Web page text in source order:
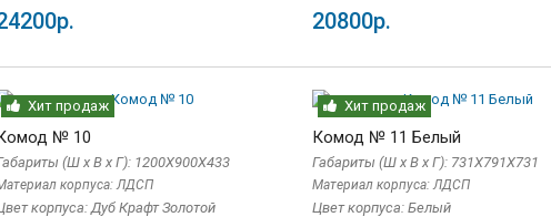
20800р.
Хит продаж
№ 10
(Ш x В x Г): 1200Х900Х433
корпуса: ЛДСП
корпуса: Дуб Крафт Золотой
Хит продаж
Комод № 11 Белый
Габариты (Ш x В x Г): 731Х791Х731
Материал корпуса: ЛДСП
Цвет корпуса: Белый